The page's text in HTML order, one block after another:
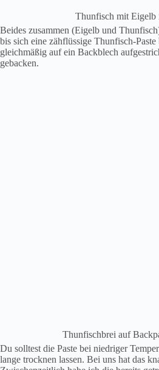
Thunfisch mit
Beides zusammen (Eigelb und
bis sich eine zähflüssige Thunfisch-
gleichmäßig auf ein Backblech
gebacken.
Thunfischbrei auf
Du solltest die Paste bei niedriger
lange trocknen lassen. Bei uns hat das